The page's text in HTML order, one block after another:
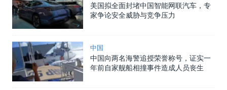
美国拟全面封堵中国智能网联汽车，专
家争论安全威胁与竞争压力
中国
中国向两名海警追授荣誉称号，证实一
年前自家舰船相撞事件造成人员丧生